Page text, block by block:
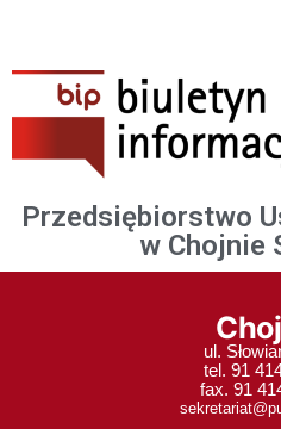
Przedsiębiorstwo
w Chojnie
ul.
tel. 91
fax. 91